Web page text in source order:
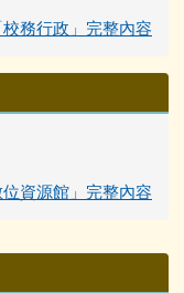
務行政」完整內容
資源館」完整內容